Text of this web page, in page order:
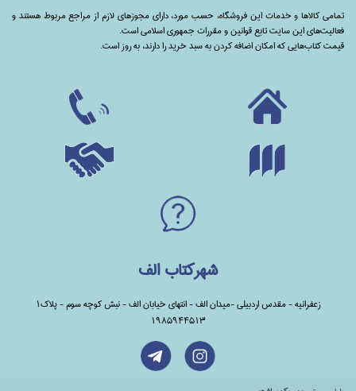
تمامی‌ کالاها و خدمات این فروشگاه، حسب مورد،‌ دارای مجوزهای لازم از مراجع مربوط هستند ‌و‌‌
فعالیت‌های این سایت تابع قوانین و مقررات جمهوری اسلامی است.
قیمت کتاب‌هایی که امکان اضافه کردن به سبد خرید را دارند،‌ به روز است.
شهرکتاب الف
زعفرانیه - مقدس اردبیلی -میدان الف - انتهای خیابان الف - نبش کوچه سوم - پلاک1
1985944513